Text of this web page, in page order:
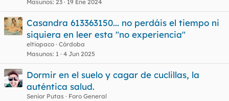
Masunos 23 19 Ene 2024
Casandra 613363150... no perdáis el tiempo ni
siquiera en leer esta "no experiencia"
eltiopaco Córdoba
Masunos 1 4 Jun 2025
Dormir en el suelo y cagar de cuclillas, la
auténtica salud.
Senior Putas
Foro General